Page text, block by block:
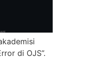
di OJS”.